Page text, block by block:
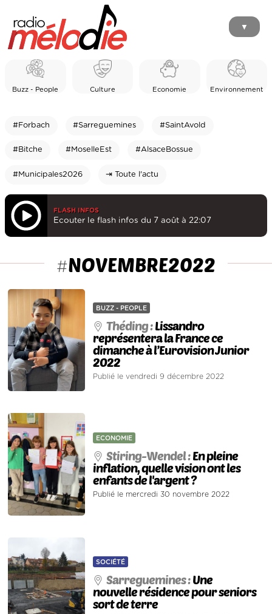
▼
Buzz - People Culture Economie Environnement
#Forbach #Sarreguemines #SaintAvold
#Bitche #MoselleEst #AlsaceBossue
#Municipales2026 ⇥ Toute l'actu
FLASH INFOS
Ecouter le flash infos du 7 août à 22:07
#NOVEMBRE2022
BUZZ - PEOPLE
Théding :Lissandro
représentera la France ce
dimanche à l’Eurovision Junior
2022
Publié le vendredi 9 décembre 2022
ECONOMIE
Stiring-Wendel :En pleine
inflation, quelle vision ont les
enfants de l'argent ?
Publié le mercredi 30 novembre 2022
SOCIÉTÉ
Sarreguemines :Une
nouvelle résidence pour seniors
sort de terre